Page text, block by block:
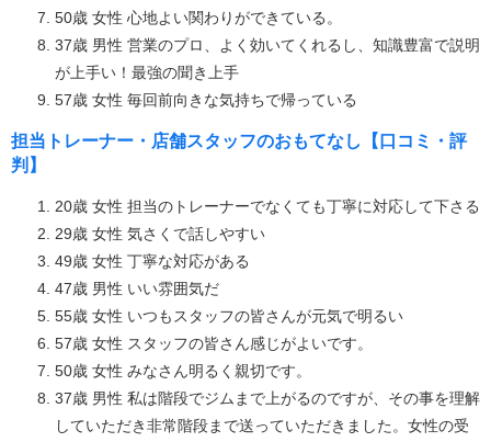
50歳 女性 心地よい関わりができている。
37歳 男性 営業のプロ、よく効いてくれるし、知識豊富で説明
が上手い！最強の聞き上手
57歳 女性 毎回前向きな気持ちで帰っている
担当トレーナー・店舗スタッフのおもてなし【口コミ・評
判】
20歳 女性 担当のトレーナーでなくても丁寧に対応して下さる
29歳 女性 気さくで話しやすい
49歳 女性 丁寧な対応がある
47歳 男性 いい雰囲気だ
55歳 女性 いつもスタッフの皆さんが元気で明るい
57歳 女性 スタッフの皆さん感じがよいです。
50歳 女性 みなさん明るく親切です。
37歳 男性 私は階段でジムまで上がるのですが、その事を理解
していただき非常階段まで送っていただきました。女性の受